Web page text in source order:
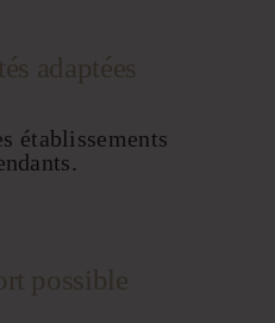
adaptées
établissements
possible